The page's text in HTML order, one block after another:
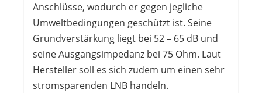
Anschlüsse, wodurch er gegen jegliche
Umweltbedingungen geschützt ist. Seine
Grundverstärkung liegt bei 52 – 65 dB und
seine Ausgangsimpedanz bei 75 Ohm. Laut
Hersteller soll es sich zudem um einen sehr
stromsparenden LNB handeln.